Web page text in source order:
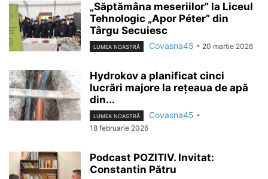
„Săptămâna meseriilor” la Liceul
Tehnologic „Apor Péter” din
Târgu Secuiesc
LUMEA NOASTRĂ Covasna45 - 20 martie 2026
Hydrokov a planificat cinci
lucrări majore la rețeaua de apă
din...
LUMEA NOASTRĂ Covasna45 -
18 februarie 2026
Podcast POZITIV. Invitat:
Constantin Pătru